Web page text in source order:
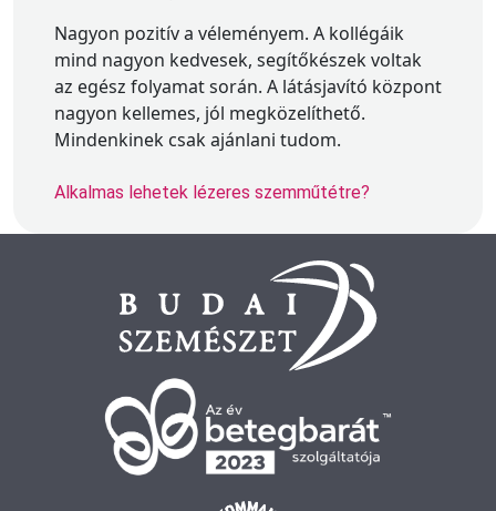
Nagyon pozitív a véleményem. A kollégáik
mind nagyon kedvesek, segítőkészek voltak
az egész folyamat során. A látásjavító központ
nagyon kellemes, jól megközelíthető.
Mindenkinek csak ajánlani tudom.
Alkalmas lehetek lézeres szemműtétre?